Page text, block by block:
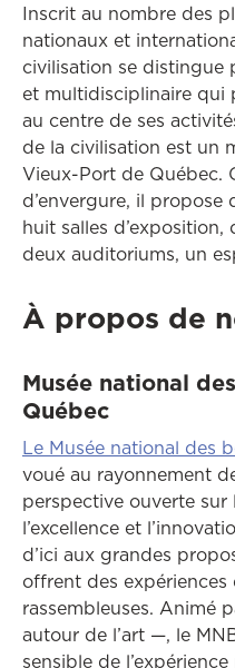
Inscrit au nombre des
nationaux et
civilisation se distingue
et multidisciplinaire qui
au centre de ses
de la civilisation est un
Vieux-Port de Québec.
d’envergure, il
huit salles
deux auditoriums, un
À propos de
Musée national
Québec
Le Musée national des
voué au rayonnement
perspective ouverte
l’excellence et
d’ici aux grandes
offrent des
rassembleuses. Animé
autour de l’art —, le
sensible de